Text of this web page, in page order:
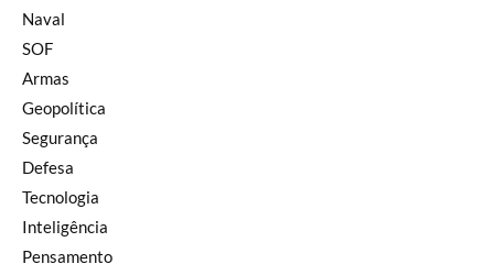
Naval
SOF
Armas
Geopolítica
Segurança
Defesa
Tecnologia
Inteligência
Pensamento